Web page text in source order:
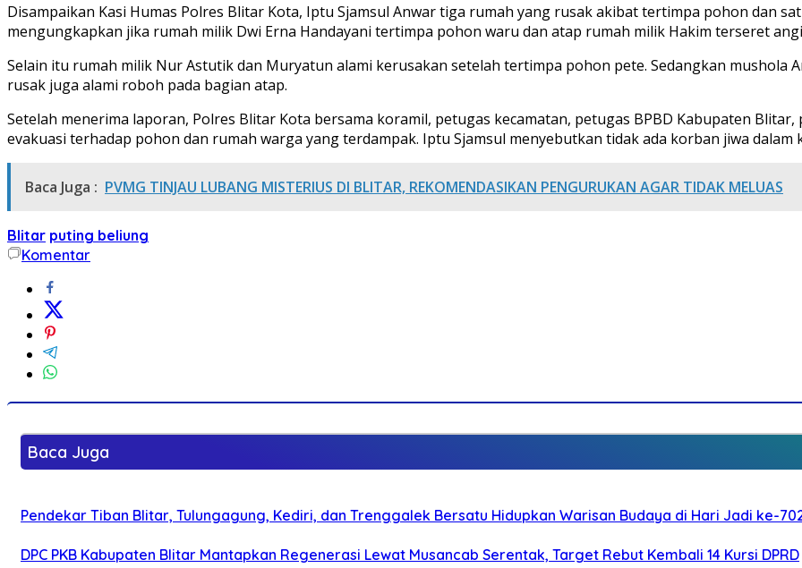
Disampaikan Kasi Humas Polres Blitar Kota, Iptu Sjamsul Anwar tiga rumah yang rusak akibat tertimpa pohon dan
mengungkapkan jika rumah milik Dwi Erna Handayani tertimpa pohon waru dan atap rumah milik Hakim terseret
Selain itu rumah milik Nur Astutik dan Muryatun alami kerusakan setelah tertimpa pohon pete. Sedangkan mushola
rusak juga alami roboh pada bagian atap.
Setelah menerima laporan, Polres Blitar Kota bersama koramil, petugas kecamatan, petugas BPBD Kabupaten
evakuasi terhadap pohon dan rumah warga yang terdampak. Iptu Sjamsul menyebutkan tidak ada korban jiwa dalam
Baca Juga : PVMG TINJAU LUBANG MISTERIUS DI BLITAR, REKOMENDASIKAN PENGURUKAN AGAR TIDAK MELUAS
Blitar puting beliung
Komentar
Baca Juga
Pendekar Tiban Blitar, Tulungagung, Kediri, dan Trenggalek Bersatu Hidupkan Warisan Budaya di Hari Jadi ke-
DPC PKB Kabupaten Blitar Mantapkan Regenerasi Lewat Musancab Serentak, Target Rebut Kembali 14 Kursi DPRD